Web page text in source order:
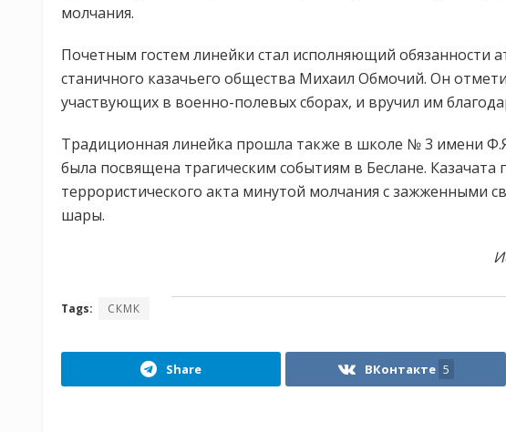
молчания.
Почетным гостем линейки стал исполняющий обязанности
станичного казачьего общества Михаил Обмочий. Он
участвующих в военно-полевых сборах, и вручил им
Традиционная линейка прошла также в школе № 3 имени
была посвящена трагическим событиям в Беслане.
террористического акта минутой молчания с зажженными
шары.
Tags: СКМК
Share ВКонтакте 5